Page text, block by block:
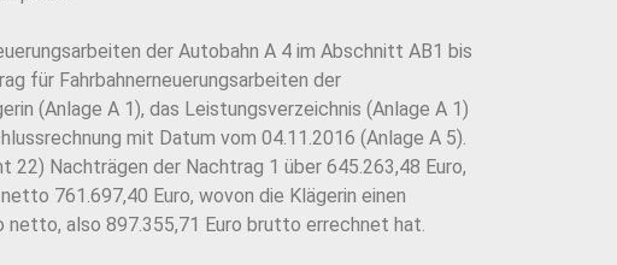
der Autobahn A 4 im Abschnitt AB1 bis
für Fahrbahnerneuerungsarbeiten der
(Anlage A 1), das Leistungsverzeichnis (Anlage A 1)
mit Datum vom 04.11.2016 (Anlage A 5).
Nachträgen der Nachtrag 1 über 645.263,48 Euro,
761.697,40 Euro, wovon die Klägerin einen
netto, also 897.355,71 Euro brutto errechnet hat.